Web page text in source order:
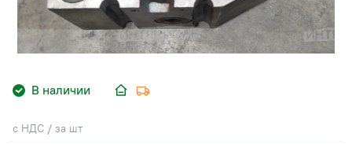
В наличии
с НДС / за шт